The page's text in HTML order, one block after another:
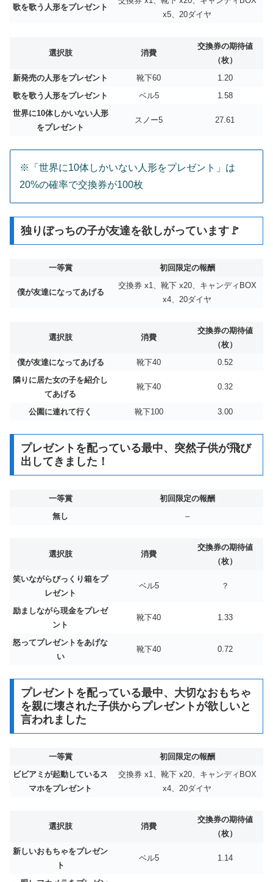
歌を歌う人形をプレゼント
x5、20ダイヤ
選択肢 消費
交換券の期待値
（枚）
新発売の人形をプレゼント
靴下60
1.20
歌を歌う人形をプレゼント
ベル5
1.58
世界に10体しかいない人形
をプレゼント
スノー5 27.61
※「世界に10体しかいない人形をプレゼント」は
20%の確率で交換券が100枚
独りぼっちの子が友達を欲しがっています🚩
一等賞 初回限定の報酬
僕が友達になってあげる
交換券 x1、靴下 x20、キャンディBOX
x4、20ダイヤ
選択肢 消費
交換券の期待値
（枚）
僕が友達になってあげる
靴下40
0.52
隣りに居た女の子を紹介し
てあげる
靴下40 0.32
公園に連れて行く 靴下100 3.00
プレゼントを配っている最中、突然子供が飛び
出してきました！
一等賞
初回限定の報酬
無し
–
選択肢 消費
交換券の期待値
（枚）
笑いながらびっくり箱をプ
レゼント
ベル5 ？
励ましながら現金をプレゼ
ント
靴下40 1.33
怒ってプレゼントをあげな
い
靴下40 0.72
プレゼントを配っている最中、大切なおもちゃ
を親に壊された子供からプレゼントが欲しいと
言われました
一等賞
初回限定の報酬
ビビアミが起動しているス
マホをプレゼント
交換券 x1、靴下 x20、キャンディBOX
x4、20ダイヤ
選択肢 消費
交換券の期待値
（枚）
新しいおもちゃをプレゼン
ト
ベル5 1.14